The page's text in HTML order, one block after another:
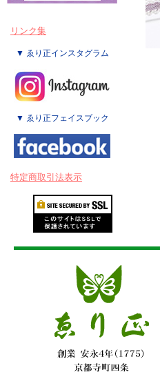
リンク集
▼ ゑり正インスタグラム
▼ ゑり正フェイスブック
特定商取引法表示